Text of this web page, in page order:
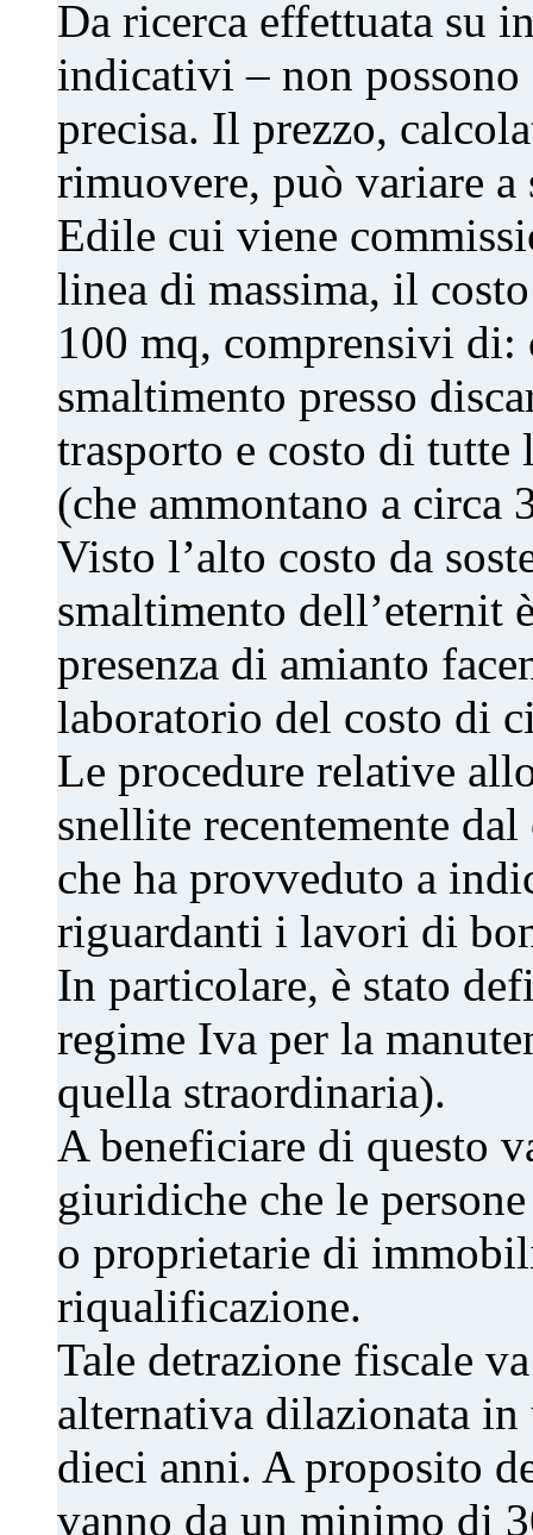
Da ricerca effettuata su
indicativi – non possono
precisa. Il prezzo,
rimuovere, può variare a
Edile cui viene
linea di massima, il
100 mq, comprensivi di:
smaltimento presso
trasporto e costo di
(che ammontano a circa
Visto l’alto costo da
smaltimento dell’eternit
presenza di amianto
laboratorio del costo di
Le procedure relative
snellite recentemente
che ha provveduto a
riguardanti i lavori di
In particolare, è stato
regime Iva per la
quella straordinaria).
A beneficiare di questo
giuridiche che le
o proprietarie di
riqualificazione.
Tale detrazione fiscale
alternativa dilazionata
dieci anni. A proposito
vanno da un minimo di